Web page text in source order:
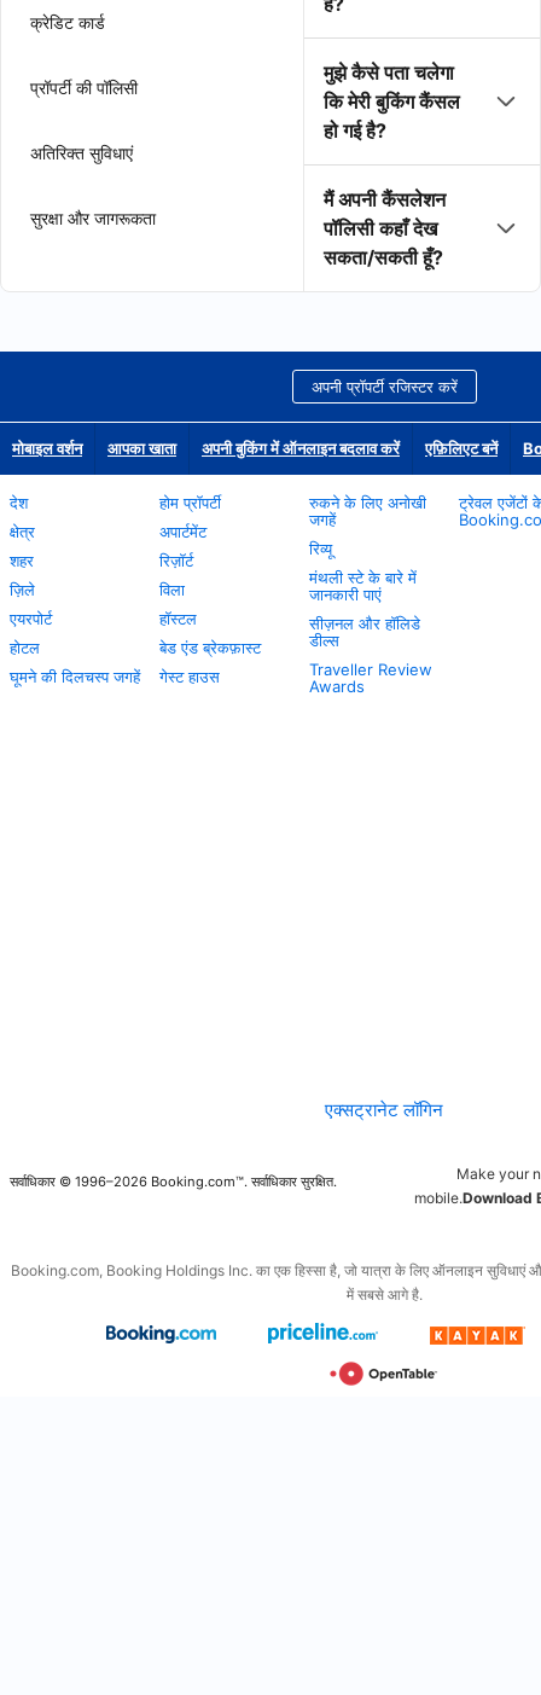
क्रेडिट कार्ड
प्रॉपर्टी की पॉलिसी
अतिरिक्त सुविधाएं
सुरक्षा और जागरूकता
मुझे कैसे पता चलेगा
कि मेरी बुकिंग कैंसल
हो गई है?
मैं अपनी कैंसलेशन
पॉलिसी कहाँ देख
सकता/सकती हूँ?
अपनी प्रॉपर्टी रजिस्टर करें
मोबाइल वर्शन आपका खाता अपनी बुकिंग में ऑनलाइन बदलाव करें एफ़िलिएट बनें
देश
क्षेत्र
शहर
ज़िले
एयरपोर्ट
होटल
घूमने की दिलचस्प जगहें
होम प्रॉपर्टी
अपार्टमेंट
रिज़ॉर्ट
विला
हॉस्टल
बेड एंड ब्रेकफ़ास्ट
गेस्ट हाउस
रुकने के लिए अनोखी
जगहें
रिव्यू
मंथली स्टे के बारे में
जानकारी पाएं
सीज़नल और हॉलिडे
डील्स
Traveller Review
Awards
ट्रेवल एजेंटों
एक्सट्रानेट लॉगिन
सर्वाधिकार © 1996–2026 Booking.com™. सर्वाधिकार सुरक्षित.
Make your
mobile.Download
Booking.com, Booking Holdings Inc. का एक हिस्सा है, जो यात्रा के लिए ऑनलाइन सुविधाएं
में सबसे आगे है.